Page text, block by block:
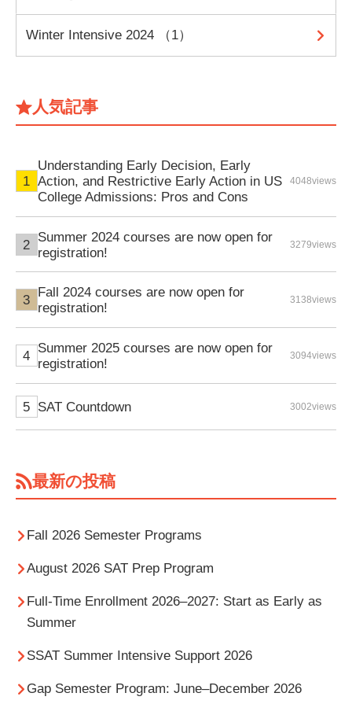
Winter Intensive 2024 （1）
人気記事
Understanding Early Decision, Early
Action, and Restrictive Early Action in US
College Admissions: Pros and Cons
4048views
Summer 2024 courses are now open for
registration!
3279views
Fall 2024 courses are now open for
registration!
3138views
Summer 2025 courses are now open for
registration!
3094views
SAT Countdown 3002views
最新の投稿
Fall 2026 Semester Programs
August 2026 SAT Prep Program
Full-Time Enrollment 2026–2027: Start as Early as
Summer
SSAT Summer Intensive Support 2026
Gap Semester Program: June–December 2026